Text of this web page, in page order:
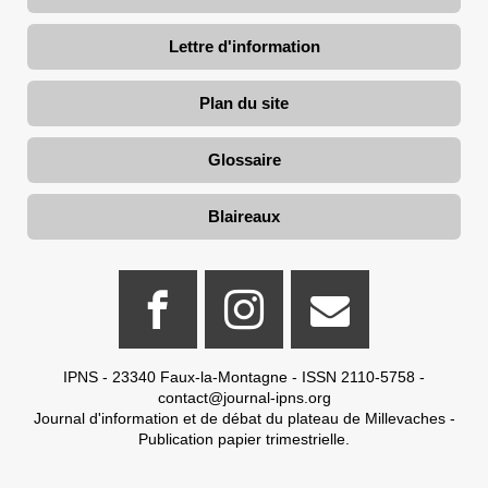
Lettre d'information
Plan du site
Glossaire
Blaireaux
IPNS - 23340 Faux-la-Montagne - ISSN 2110-5758 -
contact@journal-ipns.org
Journal d'information et de débat du plateau de Millevaches -
Publication papier trimestrielle.